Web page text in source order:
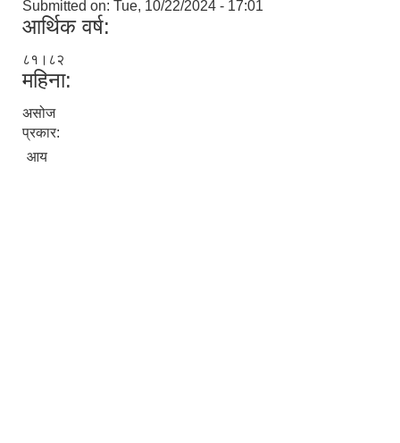
Submitted on: Tue, 10/22/2024 - 17:01
आर्थिक वर्ष:
८१।८२
महिना:
असोज
प्रकार:
आय